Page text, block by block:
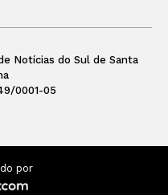
Notícias do Sul de Santa
0001-05
por